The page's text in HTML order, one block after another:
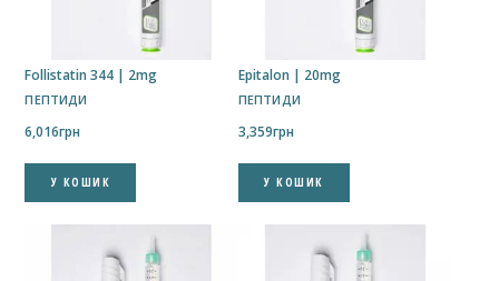
Follistatin 344 | 2mg
ПЕПТИДИ
6,016грн
У КОШИК
Epitalon | 20mg
ПЕПТИДИ
3,359грн
У КОШИК